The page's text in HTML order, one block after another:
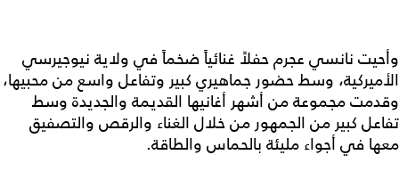
وأحيت نانسي عجرم حفلاً غنائياً ضخماً في ولاية نيوجيرسي
الأميركية، وسط حضور جماهيري كبير وتفاعل واسع من محبيها،
وقدمت مجموعة من أشهر أغانيها القديمة والجديدة وسط
تفاعل كبير من الجمهور من خلال الغناء والرقص والتصفيق
معها في أجواء مليئة بالحماس والطاقة.